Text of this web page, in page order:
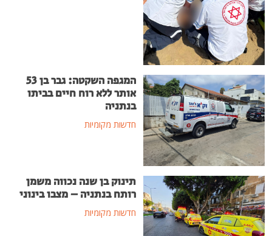
המגפה השקטה: גבר בן 53
אותר ללא רוח חיים בביתו
בנתניה
חדשות מקומיות
תינוק בן שנה נכווה משמן
רותח בנתניה – מצבו בינוני
חדשות מקומיות